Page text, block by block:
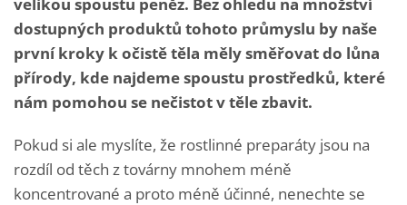
dostupných produktů tohoto průmyslu by naše
první kroky k očistě těla měly směřovat do lůna
přírody, kde najdeme spoustu prostředků, které
nám pomohou se nečistot v těle zbavit.
Pokud si ale myslíte, že rostlinné preparáty jsou na
rozdíl od těch z továrny mnohem méně
koncentrované a proto méně účinné, nenechte se